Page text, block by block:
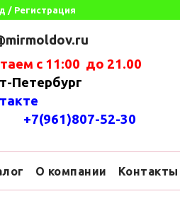
/ Регистрация
с 11:00 до 21.00
Петербург
+7(961)807-52-30
О компании Контакты